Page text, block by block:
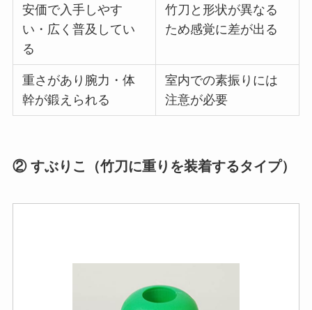
安価で入手しやす
い・広く普及してい
る
竹刀と形状が異なる
ため感覚に差が出る
重さがあり腕力・体
幹が鍛えられる
室内での素振りには
注意が必要
② すぶりこ（竹刀に重りを装着するタイプ）